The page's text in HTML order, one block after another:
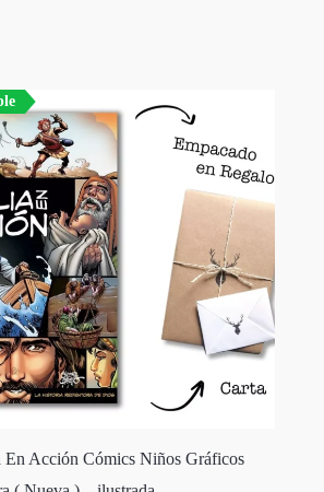
Acción Cómics Niños Gráficos